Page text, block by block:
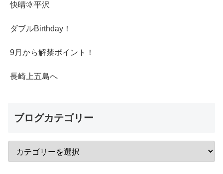
快晴🌞平沢
ダブルBirthday！
9月から解禁ポイント！
長崎上五島へ
ブログカテゴリー